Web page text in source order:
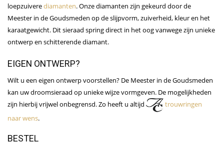
loepzuiverediamanten. Onze diamanten zijn gekeurd door de
Meester in de Goudsmeden op de slijpvorm, zuiverheid, kleur en het
karaatgewicht. Dit sieraad spring direct in het oog vanwege zijn unieke
ontwerp en schitterende diamant.
EIGEN ONTWERP?
Wilt u een eigen ontwerp voorstellen? De Meester in de Goudsmeden
kan uw droomsieraad op unieke wijze vormgeven. De mogelijkheden
zijn hierbij vrijwel onbegrensd. Zo heeft u altijd
trouwringen
naar wens.
BESTEL